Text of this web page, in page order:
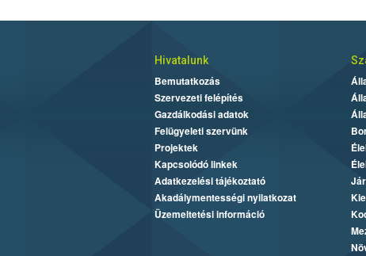
Hivatalunk
Bemutatkozás
Szervezeti felépítés
Gazdálkodási adatok
Felügyeleti szervünk
Projektek
Kapcsolódó linkek
Adatkezelési tájékoztató
Akadálymentességi nyilatkozat
Üzemeltetési információ